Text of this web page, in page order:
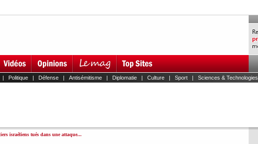
Politique| Défense| Antisémitisme| Diplomatie| Culture| Sport| Sciences & Technologies
israéliens tués dans une attaque...